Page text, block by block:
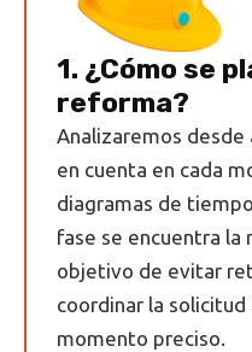
1. ¿Cómo se
reforma?
Analizaremos
en cuenta en cada
diagramas de
fase se encuentra la
objetivo de evitar
coordinar la
momento preciso.